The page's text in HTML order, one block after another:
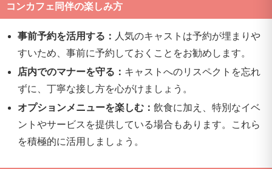
コンカフェ同伴の楽しみ方
事前予約を活用する： 人気のキャストは予約が埋まりや
すいため、事前に予約しておくことをお勧めします。
店内でのマナーを守る： キャストへのリスペクトを忘れ
ずに、丁寧な接し方を心がけましょう。
オプションメニューを楽しむ：飲食に加え、特別なイベ
ントやサービスを提供している場合もあります。これら
を積極的に活用しましょう。